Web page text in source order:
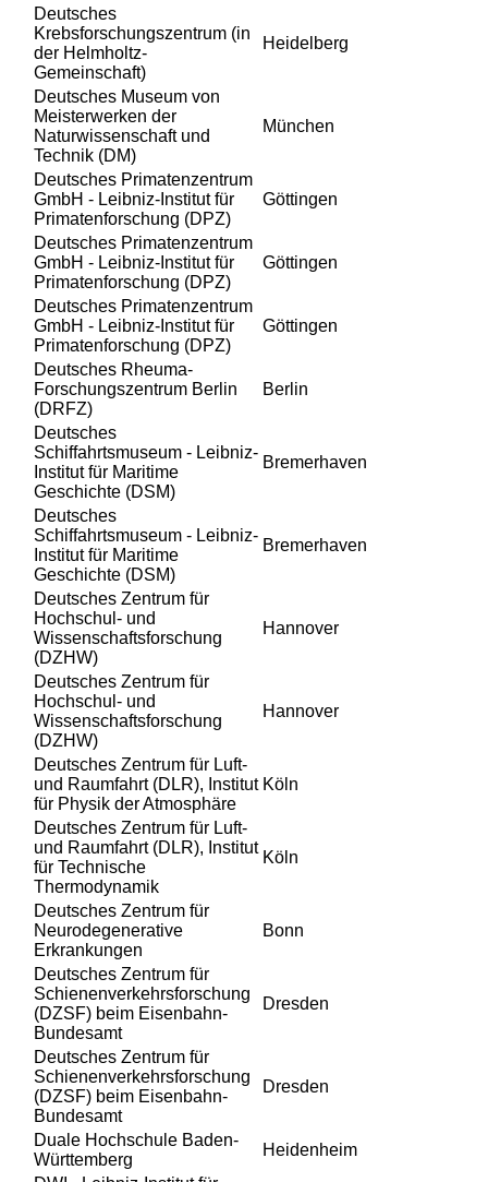
Deutsches
Krebsforschungszentrum (in
der Helmholtz-
Gemeinschaft)
Heidelberg
Deutsches Museum von
Meisterwerken der
Naturwissenschaft und
Technik (DM)
München
Deutsches Primatenzentrum
GmbH - Leibniz-Institut für
Primatenforschung (DPZ)
Göttingen
Deutsches Primatenzentrum
GmbH - Leibniz-Institut für
Primatenforschung (DPZ)
Göttingen
Deutsches Primatenzentrum
GmbH - Leibniz-Institut für
Primatenforschung (DPZ)
Göttingen
Deutsches Rheuma-
Forschungszentrum Berlin
(DRFZ)
Berlin
Deutsches
Schiffahrtsmuseum - Leibniz-
Institut für Maritime
Geschichte (DSM)
Bremerhaven
Deutsches
Schiffahrtsmuseum - Leibniz-
Institut für Maritime
Geschichte (DSM)
Bremerhaven
Deutsches Zentrum für
Hochschul- und
Wissenschaftsforschung
(DZHW)
Hannover
Deutsches Zentrum für
Hochschul- und
Wissenschaftsforschung
(DZHW)
Hannover
Deutsches Zentrum für Luft-
und Raumfahrt (DLR), Institut
für Physik der Atmosphäre
Köln
Deutsches Zentrum für Luft-
und Raumfahrt (DLR), Institut
für Technische
Thermodynamik
Köln
Deutsches Zentrum für
Neurodegenerative
Erkrankungen
Bonn
Deutsches Zentrum für
Schienenverkehrsforschung
(DZSF) beim Eisenbahn-
Bundesamt
Dresden
Deutsches Zentrum für
Schienenverkehrsforschung
(DZSF) beim Eisenbahn-
Bundesamt
Dresden
Duale Hochschule Baden-
Württemberg
Heidenheim